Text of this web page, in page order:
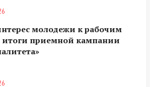
молодежи к рабочим
итоги приемной кампании